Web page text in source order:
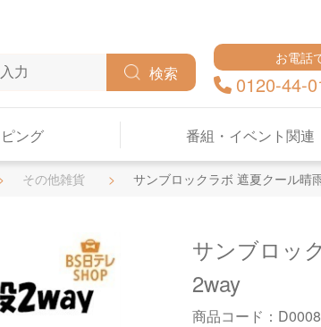
検索
お電話
0120-44-
ング 番組・イベント関連
その他雑貨 サンブロックラボ 遮夏クール晴
サンブロッ
2way
商品コード：